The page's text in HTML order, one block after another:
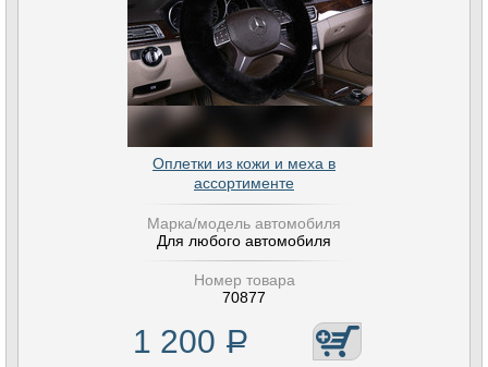
Оплетки из кожи и меха в
ассортименте
Марка/модель автомобиля
Для любого автомобиля
Номер товара
70877
1 200 Р